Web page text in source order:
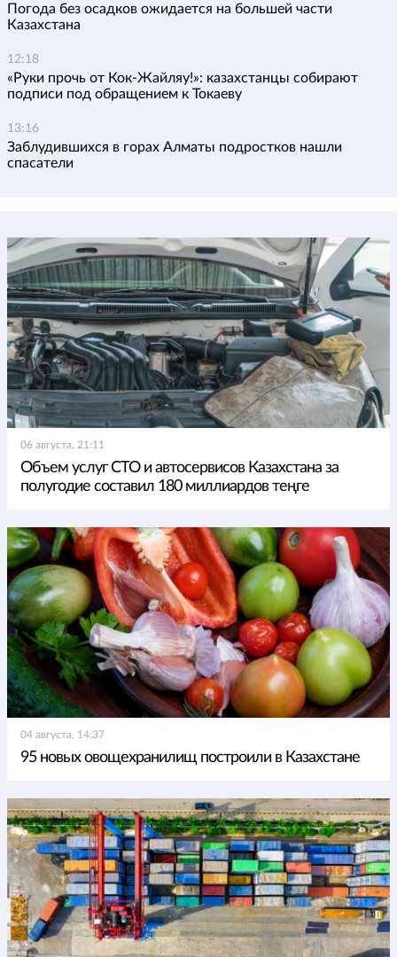
Погода без осадков ожидается на большей части
Казахстана
12:18
«Руки прочь от Кок-Жайляу!»: казахстанцы собирают
подписи под обращением к Токаеву
13:16
Заблудившихся в горах Алматы подростков нашли
спасатели
06 августа, 21:11
Объем услуг СТО и автосервисов Казахстана за
полугодие составил 180 миллиардов теңге
04 августа, 14:37
95 новых овощехранилищ построили в Казахстане